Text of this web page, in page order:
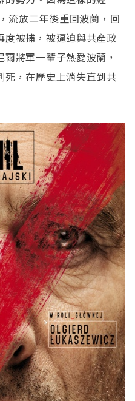
流放二年後重回波蘭，回
度被捕，被逼迫與共產政
將軍一輩子熱愛波蘭，
死，在歷史上消失直到共